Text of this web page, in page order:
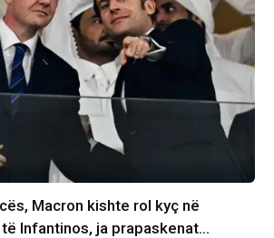
Macron kishte rol kyç në
Infantinos, ja prapaskenat…